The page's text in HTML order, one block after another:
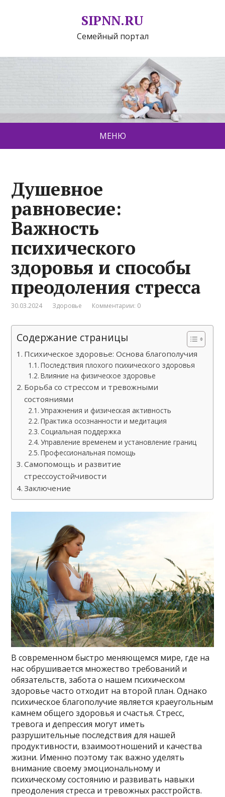
SIPNN.RU
Семейный портал
МЕНЮ
Душевное
равновесие:
Важность
психического
здоровья и способы
преодоления стресса
30.03.2024 Здоровье Комментарии: 0
Содержание страницы
Психическое здоровье: Основа благополучия
Последствия плохого психического здоровья
Влияние на физическое здоровье
Борьба со стрессом и тревожными
состояниями
Упражнения и физическая активность
Практика осознанности и медитация
Социальная поддержка
Управление временем и установление границ
Профессиональная помощь
Самопомощь и развитие
стрессоустойчивости
Заключение
В современном быстро меняющемся мире, где на
нас обрушивается множество требований и
обязательств, забота о нашем психическом
здоровье часто отходит на второй план. Однако
психическое благополучие является краеугольным
камнем общего здоровья и счастья. Стресс,
тревога и депрессия могут иметь
разрушительные последствия для нашей
продуктивности, взаимоотношений и качества
жизни. Именно поэтому так важно уделять
внимание своему эмоциональному и
психическому состоянию и развивать навыки
преодоления стресса и тревожных расстройств.